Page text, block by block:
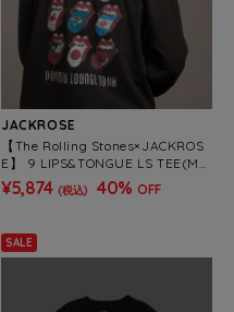
JACKROSE
【The Rolling Stones×JACKROS
E】 9 LIPS&TONGUE LS TEE(ME
NS)
¥5,874 (税込) 40% OFF
SALE